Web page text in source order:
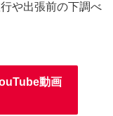
や出張前の下調べ
動画